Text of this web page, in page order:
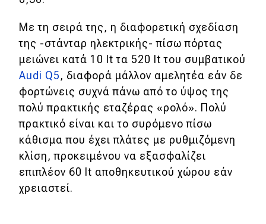
Οδηγός αγοράς
Συμβουλές
Χρηστικά
Συμβουλές
ΚΤΕΟ
Οδική βοήθεια
Με τη σειρά της, η διαφορετική σχεδίαση
της -στάνταρ ηλεκτρικής- πίσω πόρτας
μειώνει κατά 10 lt τα 520 lt του συμβατικού
Audi Q5, διαφορά μάλλον αμελητέα εάν δε
φορτώνεις συχνά πάνω από το ύψος της
πολύ πρακτικής εταζέρας «ρολό». Πολύ
πρακτικό είναι και το συρόμενο πίσω
κάθισμα που έχει πλάτες με ρυθμιζόμενη
κλίση, προκειμένου να εξασφαλίζει
επιπλέον 60 lt αποθηκευτικού χώρου εάν
χρειαστεί.